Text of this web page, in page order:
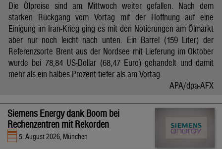
Die Ölpreise sind am Mittwoch weiter gefallen. Nach dem
starken Rückgang vom Vortag mit der Hoffnung auf eine
Einigung im Iran-Krieg ging es mit den Notierungen am Ölmarkt
aber nur noch leicht nach unten. Ein Barrel (159 Liter) der
Referenzsorte Brent aus der Nordsee mit Lieferung im Oktober
wurde bei 78,84 US-Dollar (68,47 Euro) gehandelt und damit
mehr als ein halbes Prozent tiefer als am Vortag.
APA/dpa-AFX
Siemens Energy dank Boom bei
Rechenzentren mit Rekorden
5. August 2026, München